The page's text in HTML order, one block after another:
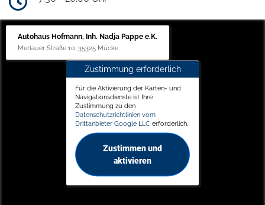
Autohaus Hofmann, Inh. Nadja Pappe e.K.
Merlauer Straße 10, 35325 Mücke
Zustimmung erforderlich
Für die Aktivierung der Karten- und
Navigationsdienste ist Ihre
Zustimmung zu den
Datenschutzrichtlinien vom
Drittanbieter Google LLC erforderlich.
Zustimmen und
aktivieren